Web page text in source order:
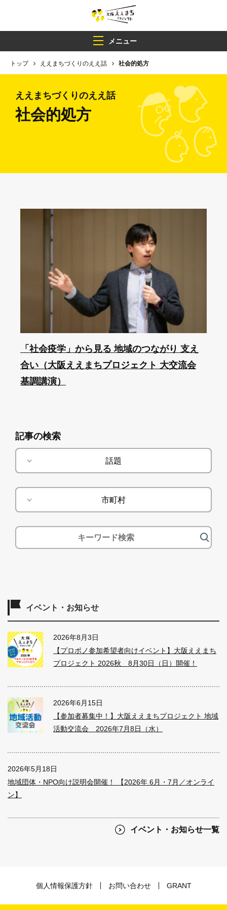
メニュー
トップ ええまちづくりのええ話 社会的処方
ええまちづくりのええ話
社会的処方
「社会疫学」から見る 地域のつながり 支え
合い（大阪ええまちプロジェクト 大交流会
基調講演）
記事の検索
話題
話題
市町村
市町村
イベント・お知らせ
2026年8月3日
【プロボノ参加希望者向けイベント】大阪ええまち
プロジェクト 2026秋 8月30日（日）開催！
2026年6月15日
【参加者募集中！】大阪ええまちプロジェクト 地域
活動交流会 2026年7月8日（水）
2026年5月18日
地域団体・NPO向け説明会開催！ 【2026年 6月・7月／オンライ
ン】
イベント・お知らせ一覧
個人情報保護方針 お問い合わせ GRANT